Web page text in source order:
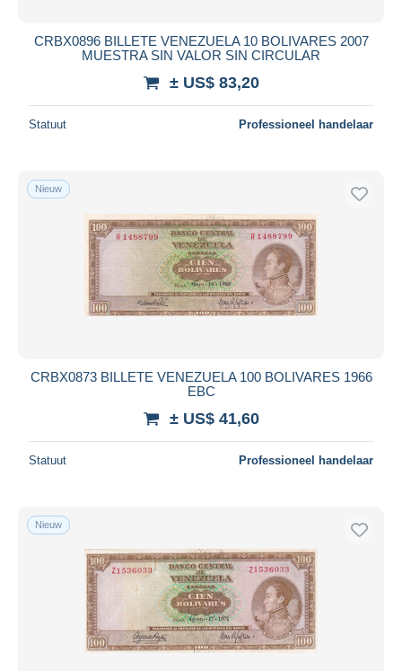
CRBX0896 BILLETE VENEZUELA 10 BOLIVARES 2007
MUESTRA SIN VALOR SIN CIRCULAR
± US$ 83,20
Statuut Professioneel handelaar
Nieuw
CRBX0873 BILLETE VENEZUELA 100 BOLIVARES 1966
EBC
± US$ 41,60
Statuut Professioneel handelaar
Nieuw